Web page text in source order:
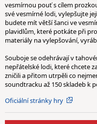
vesmírnou pouť s cílem
své vesmírné lodi, vylepšujte
budete mít větší šanci ve
plavidlům, které potkáte při
materiály na vylepšování,
Souboje se odehrávají v
nepřátelské lodi, které chcete
zničili a přitom utrpěli co
soundtracku až 150 skladeb k
Oficiální stránky hry